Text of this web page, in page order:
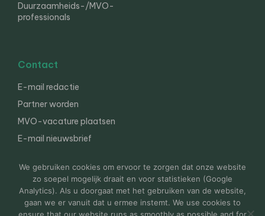
Duurzaamheids-/MVO-
professionals
Contact
E-mail redactie
Partner worden
MVO-vacature plaatsen
E-mail nieuwsbrief
© 2000-2026 Van der Molen EIS Colofon
Disclaimer
We gebruiken cookies om ervoor te zorgen dat onze website
zo soepel mogelijk draait en voor statistieken (Google
Analytics). Als u doorgaat met het gebruiken van de website,
gaan we er vanuit dat u ermee instemt. We use cookies to